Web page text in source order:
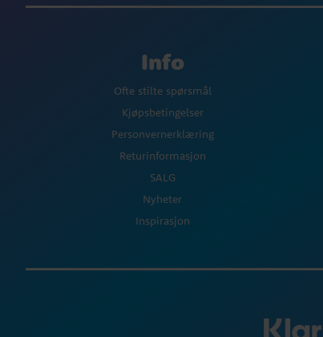
Info
Ofte stilte spørsmål
Kjøpsbetingelser
Personvernerklæring
Returinformasjon
SALG
Nyheter
Inspirasjon